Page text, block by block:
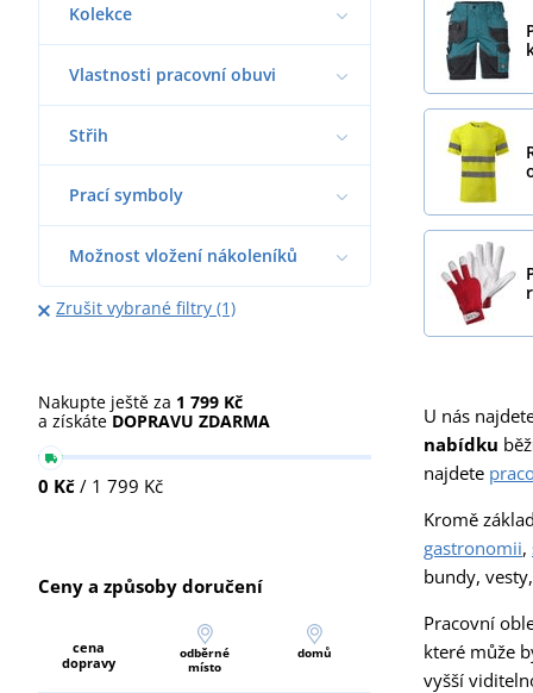
Kolekce
Vlastnosti pracovní obuvi
Střih
Prací symboly
Možnost vložení nákoleníků
Zrušit vybrané filtry (1)
Nakupte ještě za 1 799 Kč
a získáte DOPRAVU ZDARMA
0 Kč / 1 799 Kč
Ceny a způsoby doručení
cena
dopravy
odběrné
místo
domů
U nás
nabídku
najdete
Kromě
gastronomii,
bundy,
Pracovní
které může
vyšší